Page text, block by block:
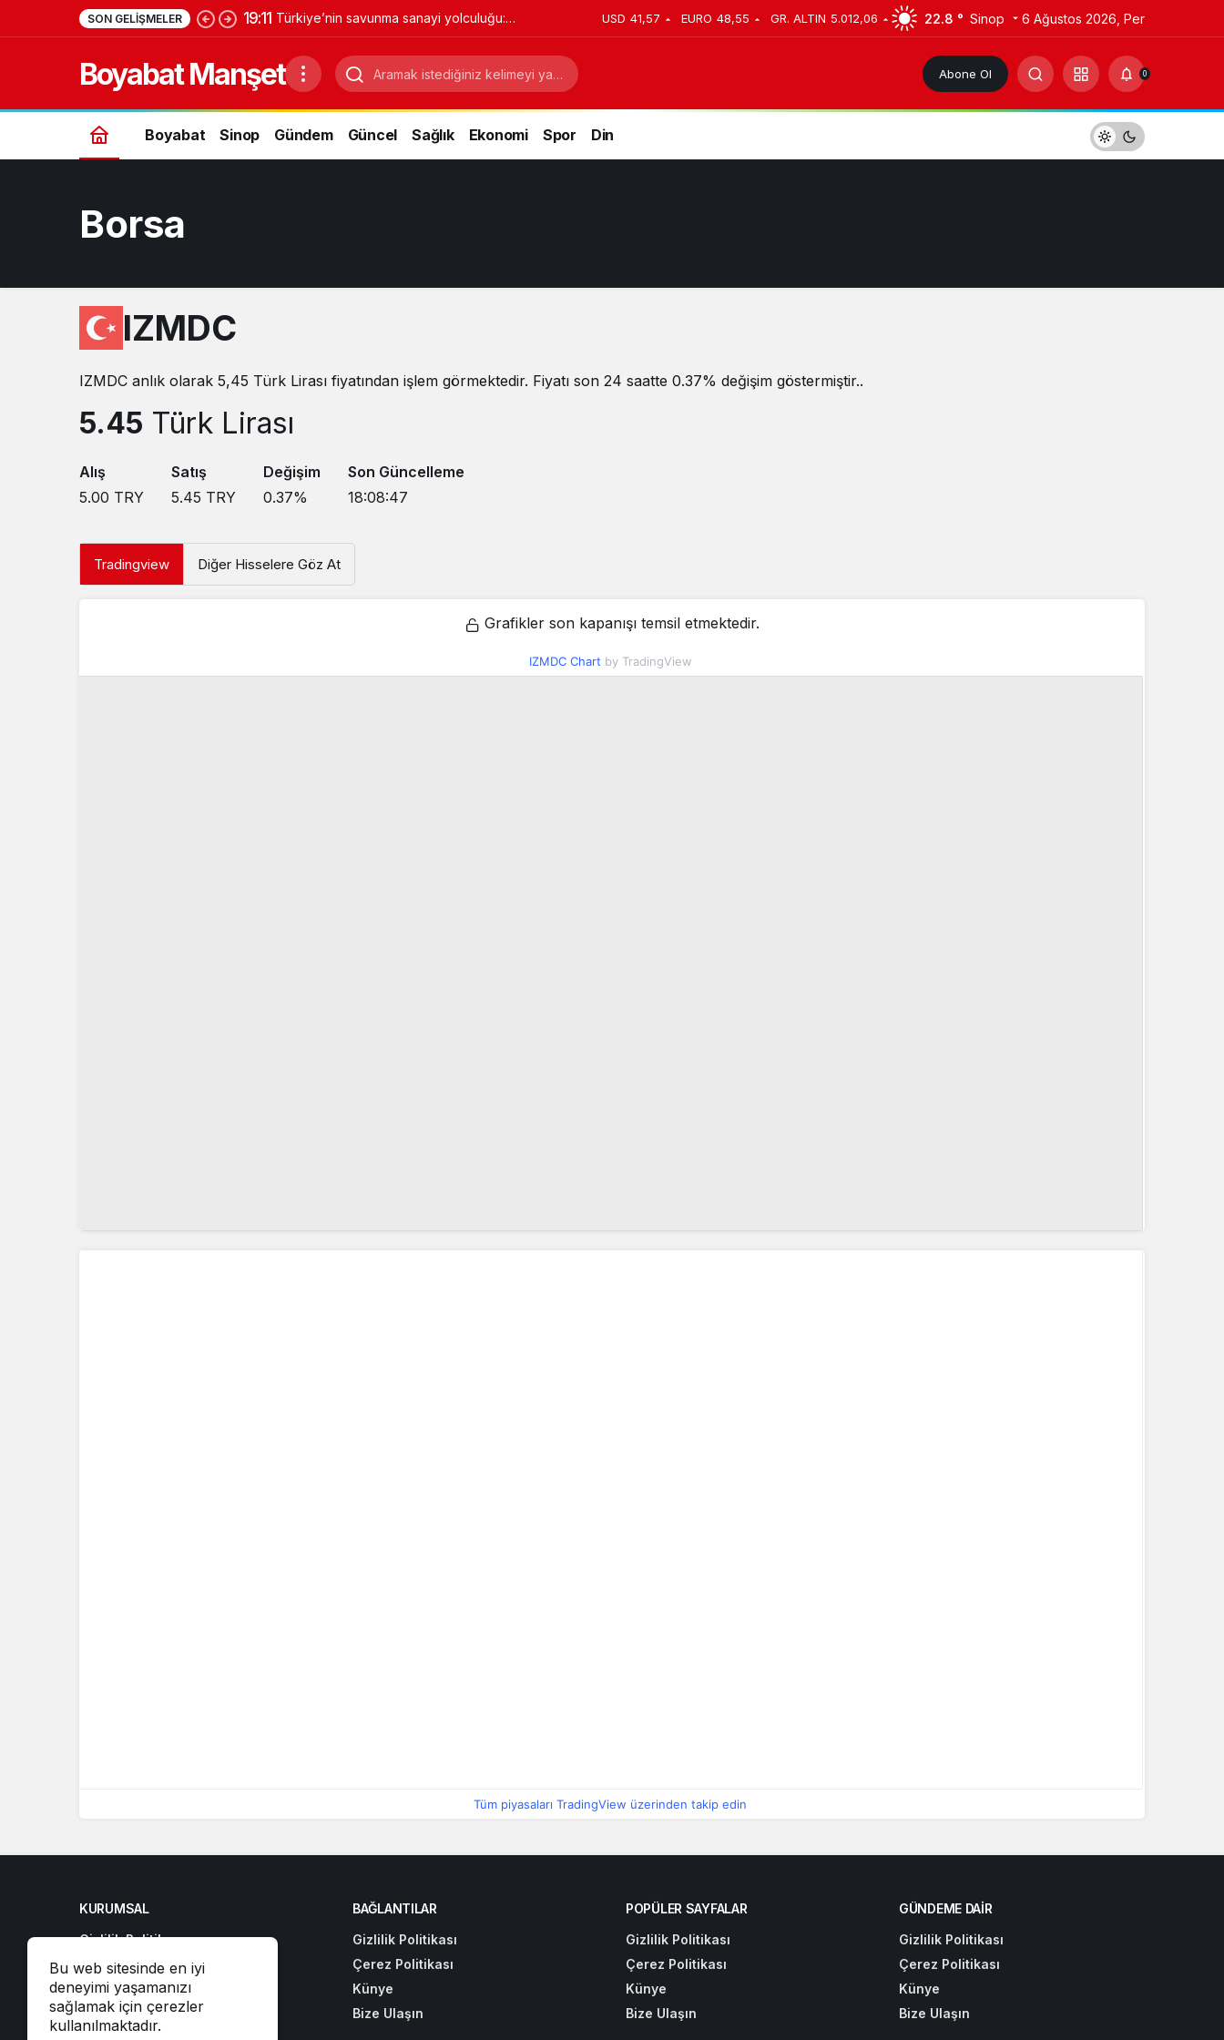
SON GELIŞMELER 19:11 Türkiye’nin savunma sanayi yolculuğu:
Yıldırımhan’a uzanan stratejik dönüşüm
USD 41,57 EURO 48,55 GR. ALTIN 5.012,06 22.8 ° Sinop 6 Ağustos 2026, Per
Boyabat Manşet Abone Ol 0
Boyabat Sinop Gündem Güncel Sağlık Ekonomi Spor Din
Borsa
IZMDC
IZMDC anlık olarak 5,45 Türk Lirası fiyatından işlem görmektedir. Fiyatı son 24 saatte 0.37% değişim göstermiştir..
5.45 Türk Lirası
Alış
5.00 TRY
Satış
5.45 TRY
Değişim
0.37%
Son Güncelleme
18:08:47
Tradingview Diğer Hisselere Göz At
Grafikler son kapanışı temsil etmektedir.
IZMDC Chart by TradingView
Tüm piyasaları TradingView üzerinden takip edin
Bu web sitesinde en iyi
deneyimi yaşamanızı
sağlamak için çerezler
kullanılmaktadır.
KURUMSAL
Gizlilik Politikası
Çerez Politikası
Künye
Bize Ulaşın
BAĞLANTILAR
Gizlilik Politikası
Çerez Politikası
Künye
Bize Ulaşın
POPÜLER SAYFALAR
Gizlilik Politikası
Çerez Politikası
Künye
Bize Ulaşın
GÜNDEME DAIR
Gizlilik Politikası
Çerez Politikası
Künye
Bize Ulaşın